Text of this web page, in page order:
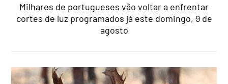
Milhares de portugueses vão voltar a enfrentar
cortes de luz programados já este domingo, 9 de
agosto